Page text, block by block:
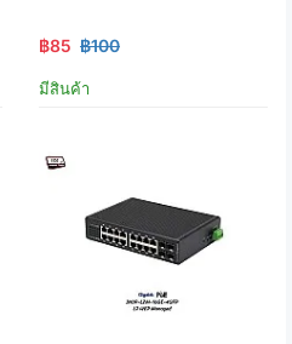
฿85 ฿100
มีสินค้า